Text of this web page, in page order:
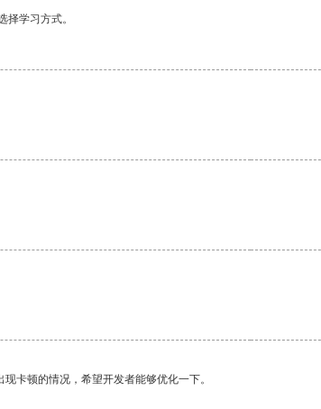
学习方式。
卡顿的情况，希望开发者能够优化一下。